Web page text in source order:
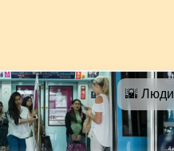
🌇 Люди